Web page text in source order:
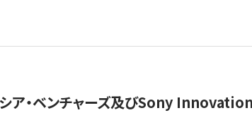
シア・ベンチャーズ及びSony